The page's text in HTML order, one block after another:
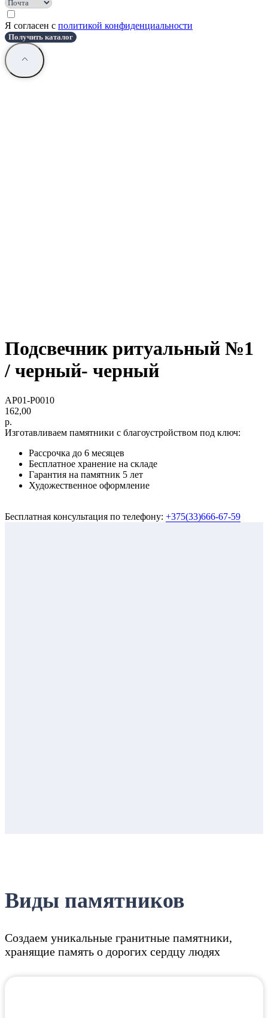
Я согласен с политикой конфиденциальности
Получить каталог
Подсвечник ритуальный №1
/ черный- черный
AP01-P0010
162,00
р.
Изготавливаем памятники с благоустройством под ключ:
Рассрочка до 6 месяцев
Бесплатное хранение на складе
Гарантия на памятник 5 лет
Художественное оформление
Бесплатная консультация по телефону: +375(33)666-67-59
Виды памятников
Создаем уникальные гранитные памятники,
хранящие память о дорогих сердцу людях